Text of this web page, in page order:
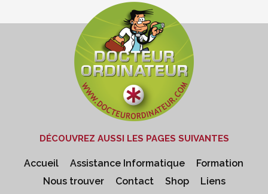
DÉCOUVREZ AUSSI LES PAGES SUIVANTES
Accueil Assistance Informatique
Formation
Nous trouver
Contact Shop Liens